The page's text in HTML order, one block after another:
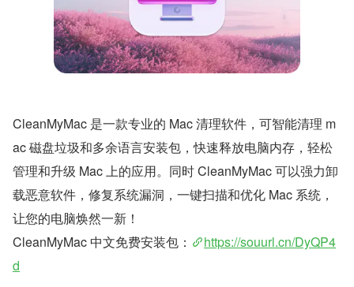
CleanMyMac 是一款专业的 Mac 清理软件，可智能清理 m
ac 磁盘垃圾和多余语言安装包，快速释放电脑内存，轻松
管理和升级 Mac 上的应用。同时 CleanMyMac 可以强力卸
载恶意软件，修复系统漏洞，一键扫描和优化 Mac 系统，
让您的电脑焕然一新！
CleanMyMac 中文免费安装包：
https://souurl.cn/DyQP4
d